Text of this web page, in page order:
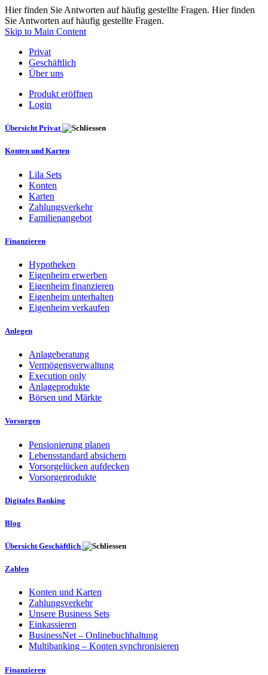
Hier finden Sie Antworten auf häufig gestellte Fragen. Hier finden
Sie Antworten auf häufig gestellte Fragen.
Skip to Main Content
Privat
Geschäftlich
Über uns
Produkt eröffnen
Login
Übersicht Privat
Konten und Karten
Lila Sets
Konten
Karten
Zahlungsverkehr
Familienangebot
Finanzieren
Hypotheken
Eigenheim erwerben
Eigenheim finanzieren
Eigenheim unterhalten
Eigenheim verkaufen
Anlegen
Anlageberatung
Vermögensverwaltung
Execution only
Anlageprodukte
Börsen und Märkte
Vorsorgen
Pensionierung planen
Lebensstandard absichern
Vorsorgelücken aufdecken
Vorsorgeprodukte
Digitales Banking
Blog
Übersicht Geschäftlich
Zahlen
Konten und Karten
Zahlungsverkehr
Unsere Business Sets
Einkassieren
BusinessNet – Onlinebuchhaltung
Multibanking – Konten synchronisieren
Finanzieren